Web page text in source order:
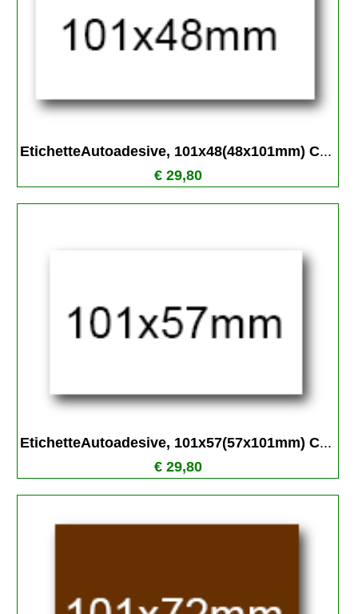
EtichetteAutoadesive, 101x48(48x101mm) C...
€ 29,80
EtichetteAutoadesive, 101x57(57x101mm) C...
€ 29,80